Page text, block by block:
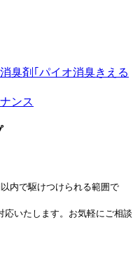
内で駆けつけられる範囲で
いたします。お気軽にご相談